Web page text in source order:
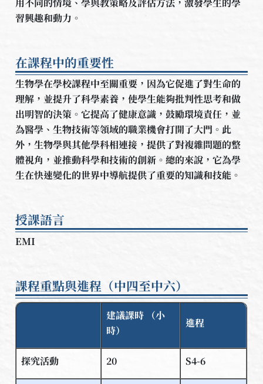
習興趣和動力。
在課程中的重要性
生物學在學校課程中至關重要，因為它促進了對生命的
理解，並提升了科學素養，使學生能夠批判性思考和做
出明智的決策。它提高了健康意識，鼓勵環境責任，並
為醫學、生物技術等領域的職業機會打開了大門。此
外，生物學與其他學科相連接，提供了對複雜問題的整
體視角，並推動科學和技術的創新。總的來說，它為學
生在快速變化的世界中導航提供了重要的知識和技能。
授課語言
EMI
課程重點與進程（中四至中六）
建議課時 （小
時）
進程
探究活動 20 S4-6